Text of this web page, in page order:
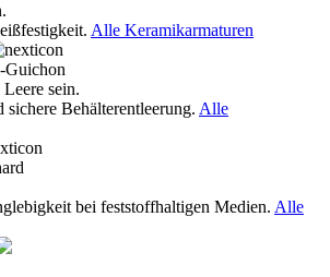
Alle Keramikarmaturen
sein.
Behälterentleerung. Alle
bei feststoffhaltigen Medien. Alle